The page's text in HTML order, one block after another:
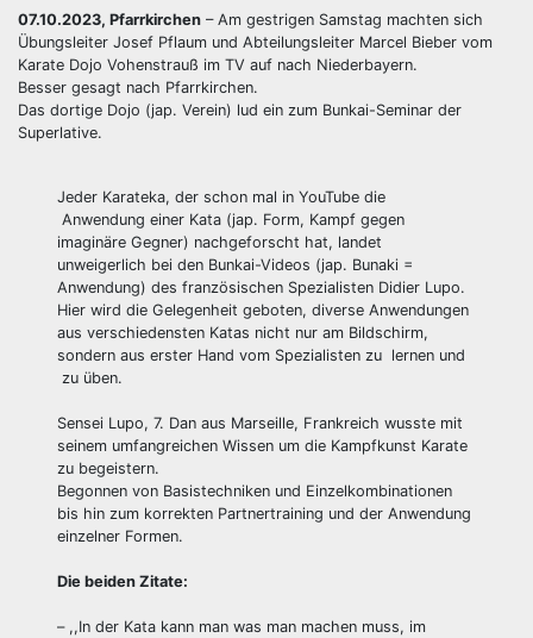
07.10.2023, Pfarrkirchen – Am gestrigen Samstag machten sich
Übungsleiter Josef Pflaum und Abteilungsleiter Marcel Bieber vom
Karate Dojo Vohenstrauß im TV auf nach Niederbayern.
Besser gesagt nach Pfarrkirchen.
Das dortige Dojo (jap. Verein) lud ein zum Bunkai-Seminar der
Superlative.
Jeder Karateka, der schon mal in YouTube die
Anwendung einer Kata (jap. Form, Kampf gegen
imaginäre Gegner) nachgeforscht hat, landet
unweigerlich bei den Bunkai-Videos (jap. Bunaki =
Anwendung) des französischen Spezialisten Didier Lupo.
Hier wird die Gelegenheit geboten, diverse Anwendungen
aus verschiedensten Katas nicht nur am Bildschirm,
sondern aus erster Hand vom Spezialisten zu lernen und
zu üben.
Sensei Lupo, 7. Dan aus Marseille, Frankreich wusste mit
seinem umfangreichen Wissen um die Kampfkunst Karate
zu begeistern.
Begonnen von Basistechniken und Einzelkombinationen
bis hin zum korrekten Partnertraining und der Anwendung
einzelner Formen.
Die beiden Zitate:
– ,,In der Kata kann man was man machen muss, im